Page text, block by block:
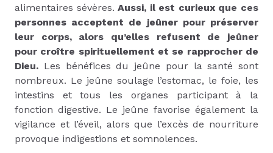
alimentaires sévères.Aussi, il est curieux que ces
personnes acceptent de jeûner pour préserver
leur corps, alors qu’elles refusent de jeûner
pour croître spirituellement et se rapprocher de
Dieu. Les bénéfices du jeûne pour la santé sont
nombreux. Le jeûne soulage l’estomac, le foie, les
intestins et tous les organes participant à la
fonction digestive. Le jeûne favorise également la
vigilance et l’éveil, alors que l’excès de nourriture
provoque indigestions et somnolences.